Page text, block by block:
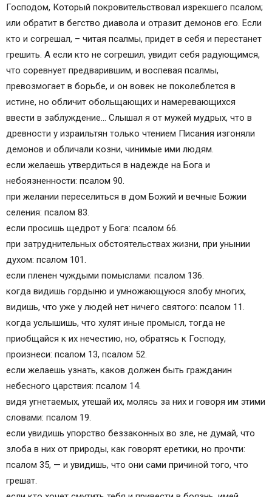
Господом, Который покровительствовал изрекшего псалом;
или обратит в бегство диавола и отразит демонов его. Если
кто и согрешал, – читая псалмы, придет в себя и перестанет
грешить. А если кто не согрешил, увидит себя радующимся,
что соревнует предварившим, и воспевая псалмы,
превозмогает в борьбе, и он вовек не поколеблется в
истине, но обличит обольщающих и намеревающихся
ввести в заблуждение… Слышал я от мужей мудрых, что в
древности у израильтян только чтением Писания изгоняли
демонов и обличали козни, чинимые ими людям.
если желаешь утвердиться в надежде на Бога и
небоязненности: псалом 90.
при желании переселиться в дом Божий и вечные Божии
селения: псалом 83.
если просишь щедрот у Бога: псалом 66.
при затруднительных обстоятельствах жизни, при унынии
духом: псалом 101.
если пленен чуждыми помыслами: псалом 136.
когда видишь гордыню и умножающуюся злобу многих,
видишь, что уже у людей нет ничего святого: псалом 11.
когда услышишь, что хулят иные промысл, тогда не
приобщайся к их нечестию, но, обратясь к Господу,
произнеси: псалом 13, псалом 52.
если желаешь узнать, каков должен быть гражданин
небесного царствия: псалом 14.
видя угнетаемых, утешай их, молясь за них и говоря им этими
словами: псалом 19.
если увидишь упорство беззаконных во зле, не думай, что
злоба в них от природы, как говорят еретики, но прочти:
псалом 35, — и увидишь, что они сами причиной того, что
грешат.